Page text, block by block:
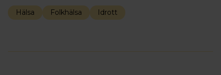
Hälsa Folkhälsa Idrott